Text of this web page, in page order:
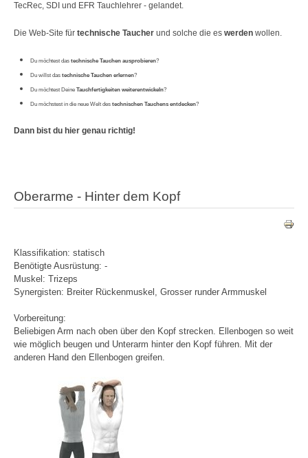
TecRec, SDI und EFR Tauchlehrer - gelandet.
Die Web-Site für technische Taucher und solche die es werden wollen.
Du möchtest das technische Tauchen ausprobieren?
Du willst das technische Tauchen erlernen?
Du möchtest Deine Tauchfertigkeiten weiterentwickeln?
Du möchstest in die neue Welt des technischen Tauchens entdecken?
Dann bist du hier genau richtig!
Oberarme - Hinter dem Kopf
Klassifikation: statisch
Benötigte Ausrüstung: -
Muskel: Trizeps
Synergisten: Breiter Rückenmuskel, Grosser runder Armmuskel
Vorbereitung:
Beliebigen Arm nach oben über den Kopf strecken. Ellenbogen so weit
wie möglich beugen und Unterarm hinter den Kopf führen. Mit der
anderen Hand den Ellenbogen greifen.